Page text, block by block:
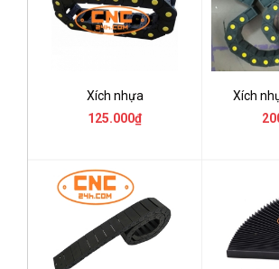
Xích nhựa
125.000₫
Xích